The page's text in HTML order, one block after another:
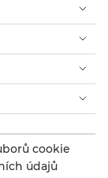
cookie
údajů